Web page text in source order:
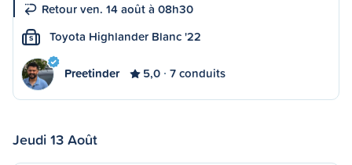
Retour ven. 14 août à 08h30
S Toyota Highlander Blanc '22
Preetinder 5,0 7 conduits
Jeudi 13 Août